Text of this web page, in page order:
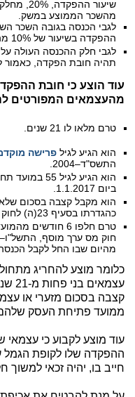
שיעור
מהשכר הממוצע במשק.
לגבי הכנסה בגובה השכר
ההפקדה בשיעור של 10% מההכנסה.
לגבי חלק ההכנסה העולה
תהיה חובת הפקדה, כאמור
עוד הוצע כי חובת
מהעצמאים המפורטים
טרם מלאו לו 21 שנים.
הוא הגיע לגיל פרישה
התשס"ד–2004.
הוא הגיע
ביום 1.1.2017.
הוא מקבל קצבה בסכום
כהגדרתו בסעיף 23(ה) לחוק קופות גמל.
טרם חלפו 6
מהיום שבו החל לקבל
כלומר מוצע להחריג
קצבה בסכום מזערי או
ממועד פתיחת העסק
עוד מוצע לקבוע כי עצמאי
ההפקדה שלו לקופת הגמל
חייב בו, יהיה זכאי